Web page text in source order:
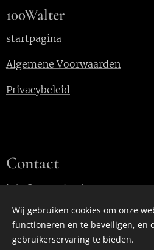
100Walter
startpagina
Algemene Voorwaarden
Privacybeleid
Contact
info@100walter.be
Cookies
Wij gebruiken cookies om onze
functioneren en te beveiligen, en
gebruikerservaring te bieden.